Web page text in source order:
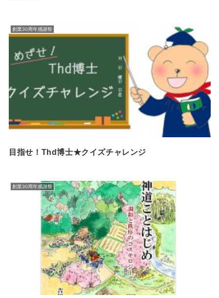
創業30周年感謝祭
目指せ！Thd博士★クイズチャレンジ
創業30周年感謝祭